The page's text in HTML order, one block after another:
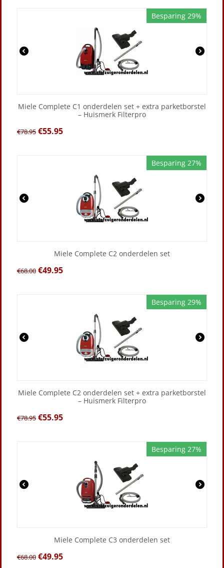
Besparing 29%
Miele Complete C1 onderdelen set + extra parketborstel
– Huismerk Filterpro
€78.95 €55.95
Besparing 27%
Miele Complete C2 onderdelen set
€68.00 €49.95
Besparing 29%
Miele Complete C2 onderdelen set + extra parketborstel
– Huismerk Filterpro
€78.95 €55.95
Besparing 27%
Miele Complete C3 onderdelen set
€68.00 €49.95